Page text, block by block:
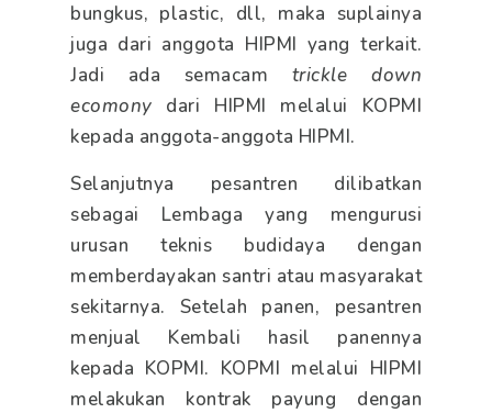
bungkus, plastic, dll, maka suplainya
juga dari anggota HIPMI yang terkait.
Jadi ada semacam trickle down
ecomony dari HIPMI melalui KOPMI
kepada anggota-anggota HIPMI.
Selanjutnya pesantren dilibatkan
sebagai Lembaga yang mengurusi
urusan teknis budidaya dengan
memberdayakan santri atau masyarakat
sekitarnya. Setelah panen, pesantren
menjual Kembali hasil panennya
kepada KOPMI. KOPMI melalui HIPMI
melakukan kontrak payung dengan